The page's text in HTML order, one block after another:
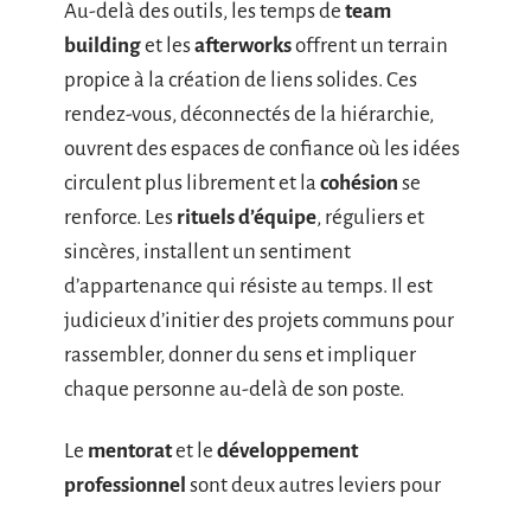
Au-delà des outils, les temps de team
buildinget lesafterworksoffrent un terrain
propice à la création de liens solides. Ces
rendez-vous, déconnectés de la hiérarchie,
ouvrent des espaces de confiance où les idées
circulent plus librement et la cohésion se
renforce. Les rituels d’équipe, réguliers et
sincères, installent un sentiment
d’appartenance qui résiste au temps. Il est
judicieux d’initier des projets communs pour
rassembler, donner du sens et impliquer
chaque personne au-delà de son poste.
Le mentoratet le développement
professionnel sont deux autres leviers pour